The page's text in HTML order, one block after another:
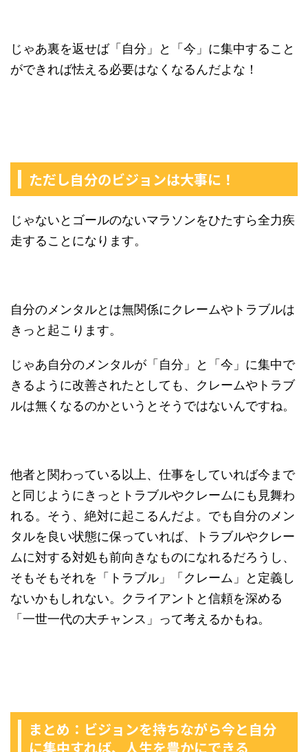
じゃあ裏を返せば「自分」と「今」に集中すること
ができれば怯える必要はなくなるんだよな！
ただし自分のビジョンは大事に！
じゃないとゴールのないマラソンをひたすら全力疾
走することになります。
自分のメンタルとは無関係にクレームやトラブルは
きっと起こります。
じゃあ自分のメンタルが「自分」と「今」に集中で
きるように改善されたとしても、クレームやトラブ
ルは無くなるのかというとそうではないんですね。
他者と関わっている以上、仕事をしていれば今まで
と同じようにきっとトラブルやクレームにも見舞わ
れる。そう、絶対に起こるんだよ。でも自分のメン
タルを良い状態に保っていれば、トラブルやクレー
ムに対する対処も前向きなものになれるだろうし、
そもそもそれを「トラブル」「クレーム」と定義し
ないかもしれない。クライアントと信頼を深める
「一世一代の大チャンス」って考えるかもね。
まとめ：ビジョンを持ちながら今と自分
に集中すれば、人生を豊かにできる